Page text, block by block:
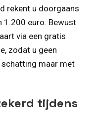
rekent u doorgaans
1.200 euro. Bewust
via een gratis
zodat u geen
maar met
tijdens